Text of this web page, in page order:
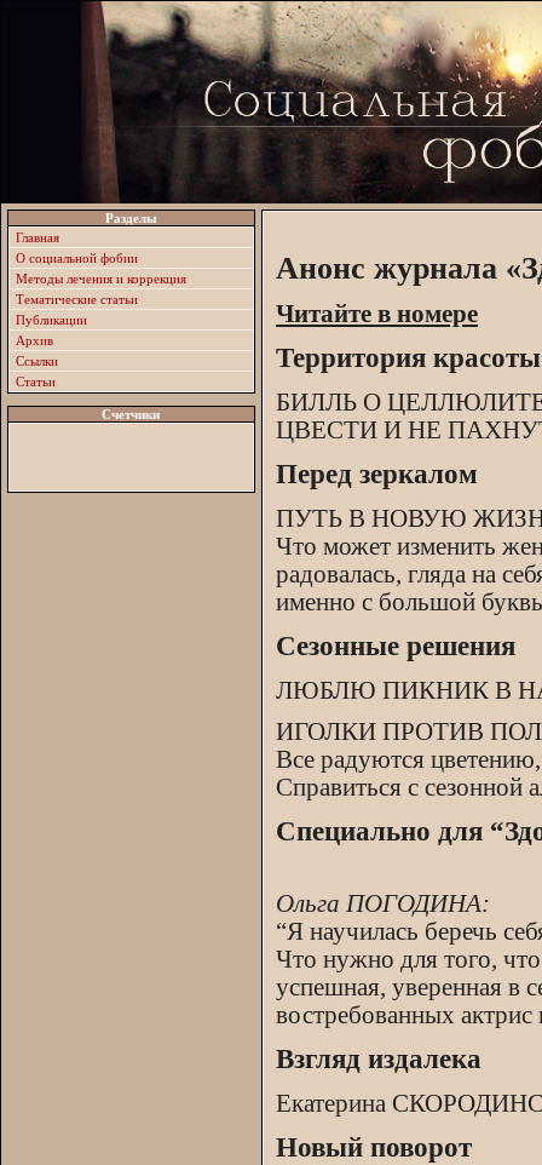
Разделы
Главная
О социальной фобии
Методы лечения и коррекция
Тематические статьи
Публикации
Архив
Ссылки
Статьи
Счетчики
Анонс журнала
Читайте в номере
Территория красоты
БИЛЛЬ О
ЦВЕСТИ И НЕ
Перед зеркалом
ПУТЬ В НОВУЮ
Что может изменить
радовалась, гляда на
именно с большой
Сезонные решения
ЛЮБЛЮ ПИКНИК В
ИГОЛКИ ПРОТИВ
Все радуются цветению,
Справиться с сезонной
Специально для
Ольга ПОГОДИНА:
“Я научилась беречь
Что нужно для того,
успешная, уверенная в
востребованных
Взгляд издалека
Екатерина
Новый поворот